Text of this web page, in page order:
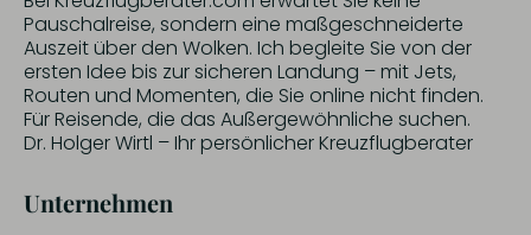
Pauschalreise, sondern eine maßgeschneiderte
Auszeit über den Wolken. Ich begleite Sie von der
ersten Idee bis zur sicheren Landung – mit Jets,
Routen und Momenten, die Sie online nicht finden.
Für Reisende, die das Außergewöhnliche suchen.
Dr. Holger Wirtl – Ihr persönlicher Kreuzflugberater
Unternehmen